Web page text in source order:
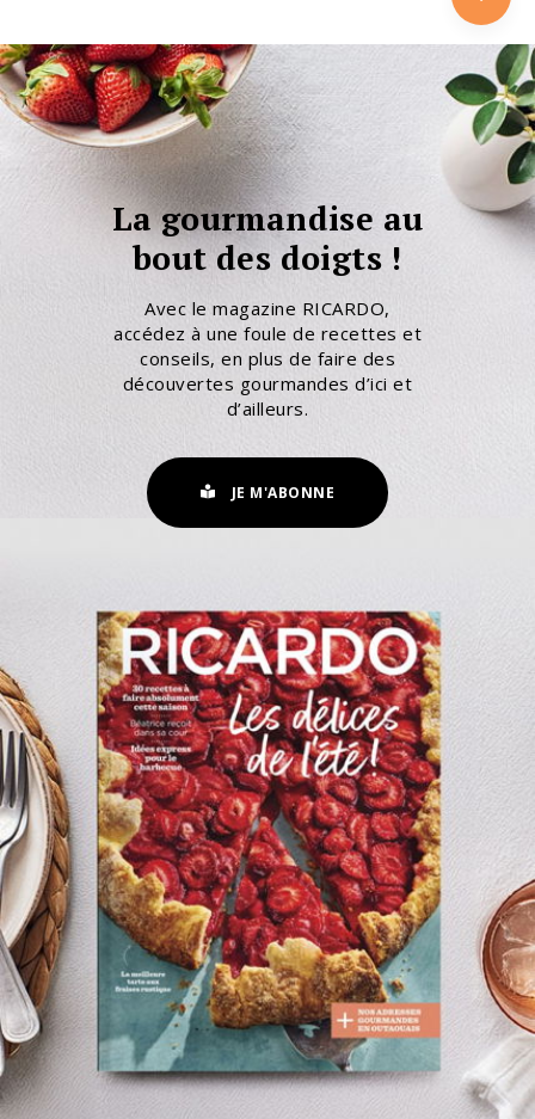
La gourmandise au
bout des doigts !
Avec le magazine RICARDO,
accédez à une foule de recettes et
conseils, en plus de faire des
découvertes gourmandes d’ici et
d’ailleurs.
JE M'ABONNE